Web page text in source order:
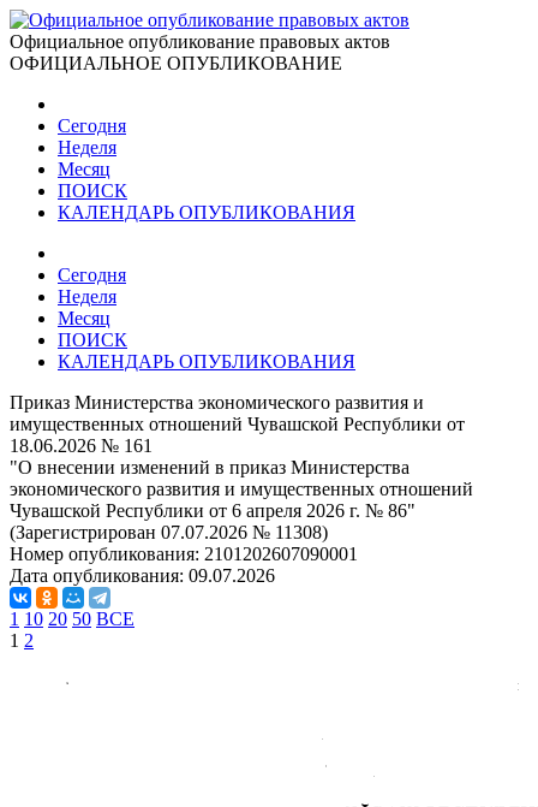
Официальное опубликование правовых актов
ОФИЦИАЛЬНОЕ ОПУБЛИКОВАНИЕ
Сегодня
Неделя
Месяц
ПОИСК
КАЛЕНДАРЬ ОПУБЛИКОВАНИЯ
Сегодня
Неделя
Месяц
ПОИСК
КАЛЕНДАРЬ ОПУБЛИКОВАНИЯ
Приказ Министерства экономического развития и
имущественных отношений Чувашской Республики от
18.06.2026 № 161
"О внесении изменений в приказ Министерства
экономического развития и имущественных отношений
Чувашской Республики от 6 апреля 2026 г. № 86"
(Зарегистрирован 07.07.2026 № 11308)
Номер опубликования: 2101202607090001
Дата опубликования: 09.07.2026
1 10 20 50 ВСЕ
1 2